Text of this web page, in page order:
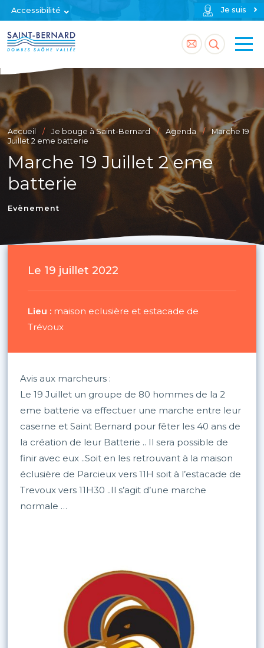
Accessibilité Je suis
Accéder
à
la
page
contact
Accéder
à
Accueil Je bouge à Saint-Bernard Agenda
Marche 19
Juillet 2 eme batterie
Marche 19 Juillet 2 eme
batterie
Evènement
Le 19 juillet 2022
Lieu : maison eclusière et estacade de
Trévoux
Avis aux marcheurs :
Le 19 Juillet un groupe de 80 hommes de la 2
eme batterie va effectuer une marche entre leur
caserne et Saint Bernard pour fêter les 40 ans de
la création de leur Batterie .. Il sera possible de
finir avec eux ..Soit en les retrouvant à la maison
éclusière de Parcieux vers 11H soit à l’estacade de
Trevoux vers 11H30 ..Il s’agit d’une marche
normale …